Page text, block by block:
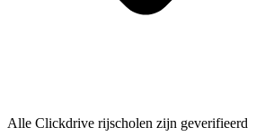
Alle Clickdrive rijscholen zijn geverifieerd